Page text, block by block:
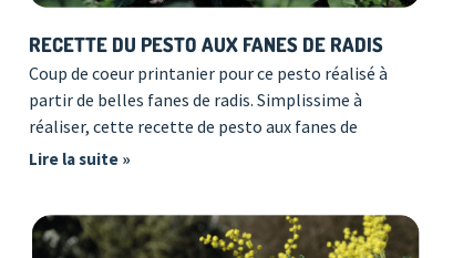
RECETTE DU PESTO AUX FANES DE RADIS
Coup de coeur printanier pour ce pesto réalisé à
partir de belles fanes de radis. Simplissime à
réaliser, cette recette de pesto aux fanes de
Lire la suite »